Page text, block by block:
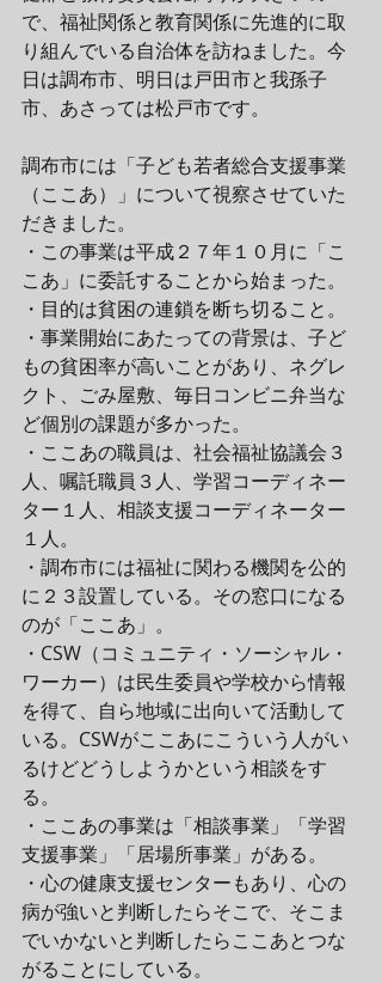
で、福祉関係と教育関係に先進的に取
り組んでいる自治体を訪ねました。今
日は調布市、明日は戸田市と我孫子
市、あさっては松戸市です。
調布市には「子ども若者総合支援事業
（ここあ）」について視察させていた
だきました。
・この事業は平成２７年１０月に「こ
こあ」に委託することから始まった。
・目的は貧困の連鎖を断ち切ること。
・事業開始にあたっての背景は、子ど
もの貧困率が高いことがあり、ネグレ
クト、ごみ屋敷、毎日コンビニ弁当な
ど個別の課題が多かった。
・ここあの職員は、社会福祉協議会３
人、嘱託職員３人、学習コーディネー
ター１人、相談支援コーディネーター
１人。
・調布市には福祉に関わる機関を公的
に２３設置している。その窓口になる
のが「ここあ」。
・CSW（コミュニティ・ソーシャル・
ワーカー）は民生委員や学校から情報
を得て、自ら地域に出向いて活動して
いる。CSWがここあにこういう人がい
るけどどうしようかという相談をす
る。
・ここあの事業は「相談事業」「学習
支援事業」「居場所事業」がある。
・心の健康支援センターもあり、心の
病が強いと判断したらそこで、そこま
でいかないと判断したらここあとつな
がることにしている。